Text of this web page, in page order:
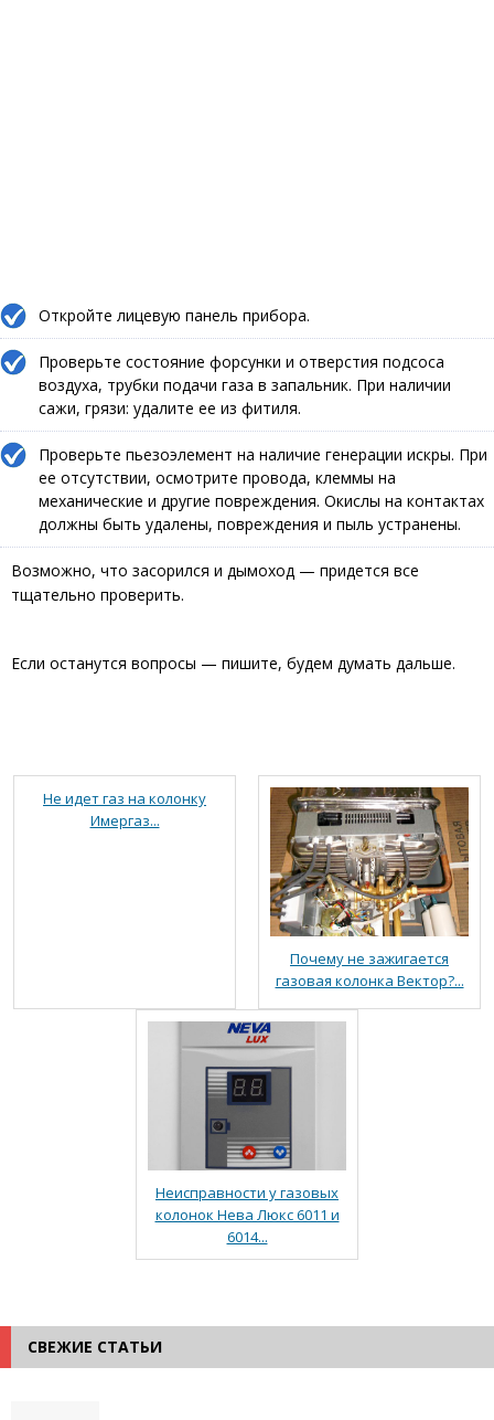
Откройте лицевую панель прибора.
Проверьте состояние форсунки и отверстия подсоса
воздуха, трубки подачи газа в запальник. При наличии
сажи, грязи: удалите ее из фитиля.
Проверьте пьезоэлемент на наличие генерации искры. При
ее отсутствии, осмотрите провода, клеммы на
механические и другие повреждения. Окислы на контактах
должны быть удалены, повреждения и пыль устранены.
Возможно, что засорился и дымоход — придется все
тщательно проверить.
Если останутся вопросы — пишите, будем думать дальше.
Не идет газ на колонку
Имергаз...
Почему не зажигается
газовая колонка Вектор?...
Неисправности у газовых
колонок Нева Люкс 6011 и
6014...
СВЕЖИЕ СТАТЬИ